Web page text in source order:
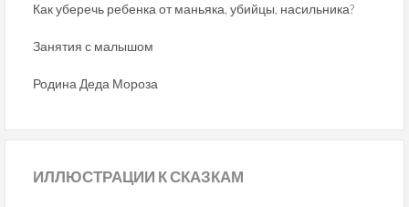
Как уберечь ребенка от маньяка, убийцы, насильника?
Занятия с малышом
Родина Деда Мороза
ИЛЛЮСТРАЦИИ К СКАЗКАМ